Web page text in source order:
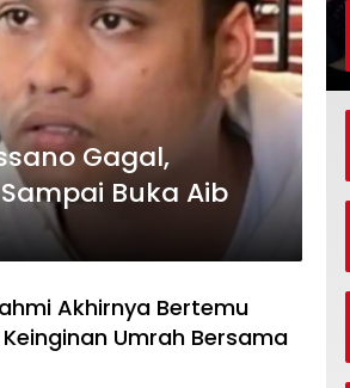
Gagal,
Buka Aib
Akhirnya Bertemu
Umrah Bersama